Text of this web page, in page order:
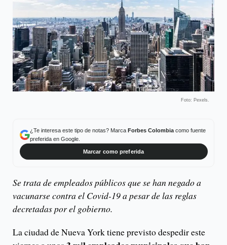
Foto: Pexels.
¿Te interesa este tipo de notas? Marca Forbes Colombiacomo fuente
preferida en Google.
Marcar como preferida
Se trata de empleados públicos que se han negado a
vacunarse contra el Covid-19 a pesar de las reglas
decretadas por el gobierno.
La ciudad de Nueva York tiene previsto despedir este